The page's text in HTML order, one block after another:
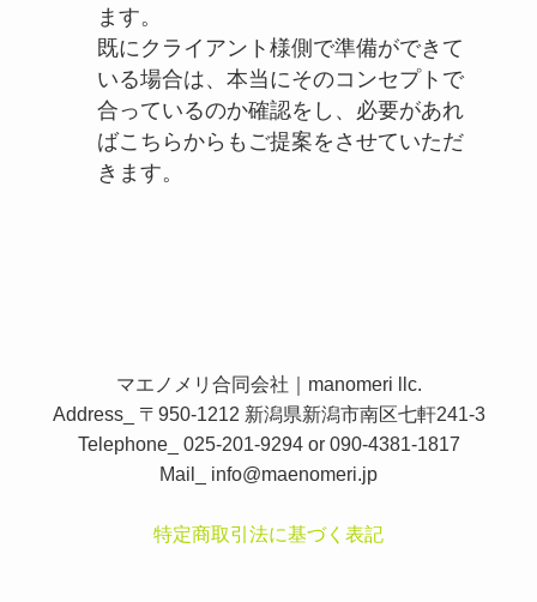
ます。
既にクライアント様側で準備ができて
いる場合は、本当にそのコンセプトで
合っているのか確認をし、必要があれ
ばこちらからもご提案をさせていただ
きます。
マエノメリ合同会社｜manomeri llc.
Address_ 〒950-1212 新潟県新潟市南区七軒241-3
Telephone_ 025-201-9294 or 090-4381-1817
Mail_ info@maenomeri.jp
特定商取引法に基づく表記